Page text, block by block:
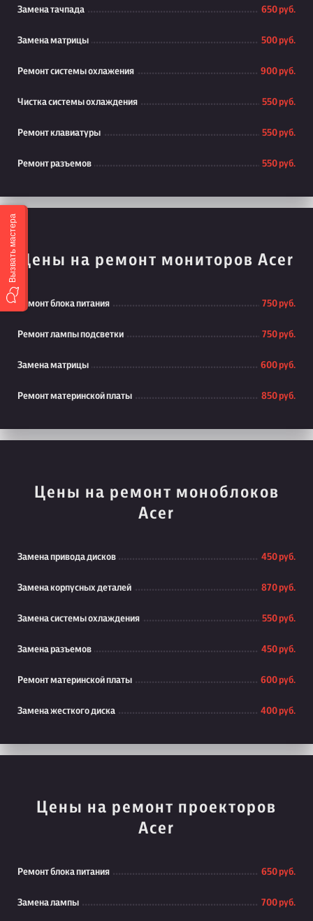
Замена тачпада 650 руб.
Замена матрицы 500 руб.
Ремонт системы охлажения 900 руб.
Чистка системы охлаждения 550 руб.
Ремонт клавиатуры 550 руб.
Ремонт разъемов 550 руб.
Цены на ремонт мониторов Acer
Ремонт блока питания 750 руб.
Ремонт лампы подсветки 750 руб.
Замена матрицы 600 руб.
Ремонт материнской платы 850 руб.
Цены на ремонт моноблоков
Acer
Замена привода дисков 450 руб.
Замена корпусных деталей 870 руб.
Замена системы охлаждения 550 руб.
Замена разъемов 450 руб.
Ремонт материнской платы 600 руб.
Замена жесткого диска 400 руб.
Цены на ремонт проекторов
Acer
Ремонт блока питания 650 руб.
Замена лампы 700 руб.
Вызвать мастера